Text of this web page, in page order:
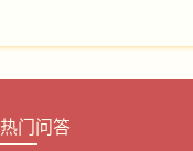
热门问答